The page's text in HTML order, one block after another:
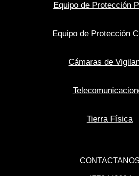
Equipo de Protección
Equipo de Protección
Cámaras de
Tierra Física
CONTACTANOS